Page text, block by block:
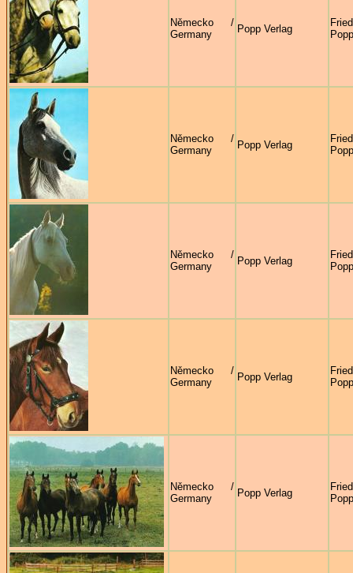
Německo /
Germany
Popp Verlag
Popp
Německo /
Germany
Popp Verlag
Popp
Německo /
Germany
Popp Verlag
Popp
Německo /
Germany
Popp Verlag
Popp
Německo /
Germany
Popp Verlag
Popp